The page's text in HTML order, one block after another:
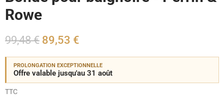
Rowe
99,48 € 89,53 €
PROLONGATION EXCEPTIONNELLE
Offre valable jusqu'au 31 août
TTC